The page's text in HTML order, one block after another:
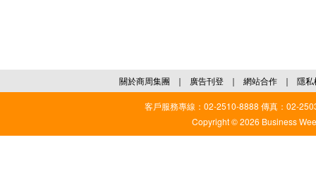
關於商周集團 ｜ 廣告刊登 ｜ 網站合作 ｜ 隱私
客戶服務專線：02-2510-8888 傳真：02-
Copyright © 2026 Business